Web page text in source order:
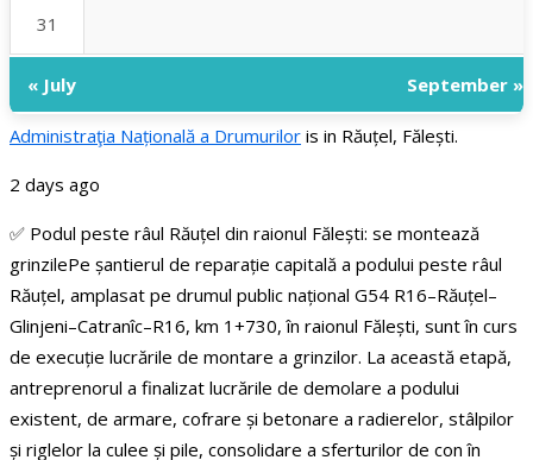
31
« July September »
Administraţia Națională a Drumurilor is in Răuțel, Fălești.
2 days ago
✅ Podul peste râul Răuțel din raionul Fălești: se montează
grinzilePe șantierul de reparație capitală a podului peste râul
Răuțel, amplasat pe drumul public național G54 R16–Răuțel–
Glinjeni–Catranîc–R16, km 1+730, în raionul Fălești, sunt în curs
de execuție lucrările de montare a grinzilor. La această etapă,
antreprenorul a finalizat lucrările de demolare a podului
existent, de armare, cofrare și betonare a radierelor, stâlpilor
și riglelor la culee și pile, consolidare a sferturilor de con în